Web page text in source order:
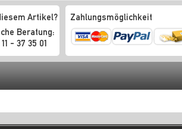
Artikel?
Beratung:
- 37 35 01
Zahlungsmöglichkeit